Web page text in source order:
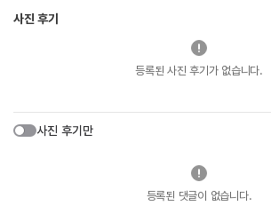
사진 후기
등록된 사진 후기가 없습니다.
사진 후기만
등록된 댓글이 없습니다.